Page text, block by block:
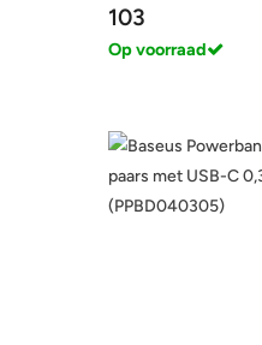
103
Op voorraad